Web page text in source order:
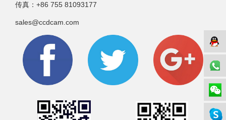
传真： +86 755 81093177
sales@ccdcam.com